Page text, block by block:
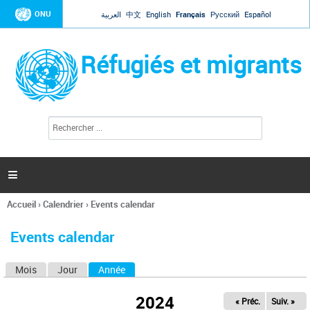
Jump to navigation
ONU العربية 中文 English Français Русский Español
Réfugiés et migrants
l
c
h
e

Vous
ici
Accueil›Calendrier› Events calendar
Events calendar
Mois Jour Année
2024 « Préc. Suiv. »